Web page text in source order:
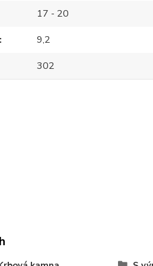
17 - 20
9,2
302